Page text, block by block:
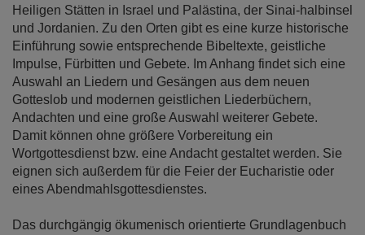
Heiligen Stätten in Israel und Palästina, der Sinai-halbinsel
und Jordanien. Zu den Orten gibt es eine kurze historische
Einführung sowie entsprechende Bibeltexte, geistliche
Impulse, Fürbitten und Gebete. Im Anhang findet sich eine
Auswahl an Liedern und Gesängen aus dem neuen
Gotteslob und modernen geistlichen Liederbüchern,
Andachten und eine große Auswahl weiterer Gebete.
Damit können ohne größere Vorbereitung ein
Wortgottesdienst bzw. eine Andacht gestaltet werden. Sie
eignen sich außerdem für die Feier der Eucharistie oder
eines Abendmahlsgottesdienstes.
Das durchgängig ökumenisch orientierte Grundlagenbuch